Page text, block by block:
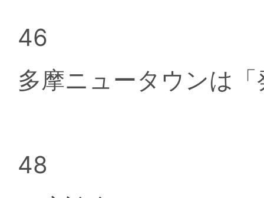
46
多摩ニュータウンは
48